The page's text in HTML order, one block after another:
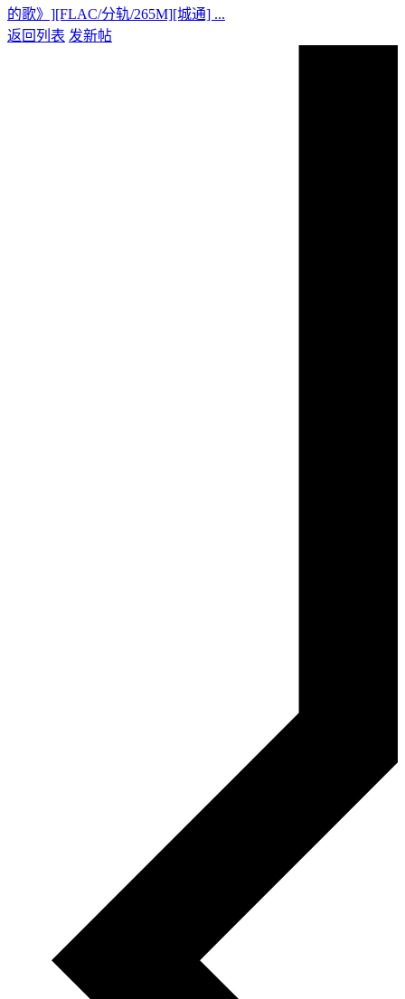
的歌》][FLAC/分轨/265M][城通] ...
返回列表 发新帖